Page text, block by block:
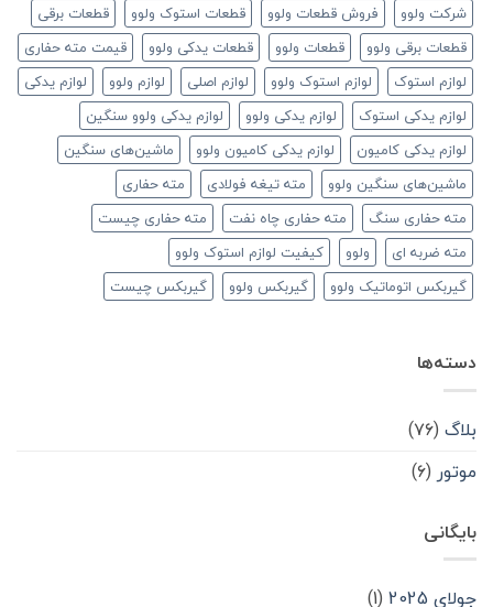
شرکت ولوو
فروش قطعات ولوو قطعات استوک ولوو
قطعات برقی
قطعات برقی ولوو
قطعات ولوو قطعات یدکی ولوو
قیمت مته حفاری
لوازم استوک
لوازم استوک ولوو لوازم اصلی لوازم ولوو
لوازم یدکی
لوازم یدکی استوک
لوازم یدکی ولوو
لوازم یدکی ولوو سنگین
لوازم یدکی کامیون
لوازم یدکی کامیون ولوو
ماشین‌های سنگین
ماشین‌های سنگین ولوو
مته تیغه فولادی
مته حفاری
مته حفاری سنگ
مته حفاری چاه نفت
مته حفاری چیست
مته ضربه ای
ولوو
کیفیت لوازم استوک ولوو
گیربکس اتوماتیک ولوو
گیربکس ولوو گیربکس چیست
دسته‌ها
بلاگ (۷۶)
موتور (۶)
بایگانی
جولای 2025 (1)